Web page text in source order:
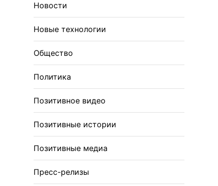
Новости
Новые технологии
Общество
Политика
Позитивное видео
Позитивные истории
Позитивные медиа
Пресс-релизы